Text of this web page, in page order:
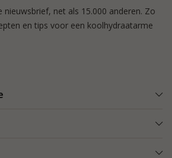
nieuwsbrief, net als 15.000 anderen. Zo
en tips voor een koolhydraatarme